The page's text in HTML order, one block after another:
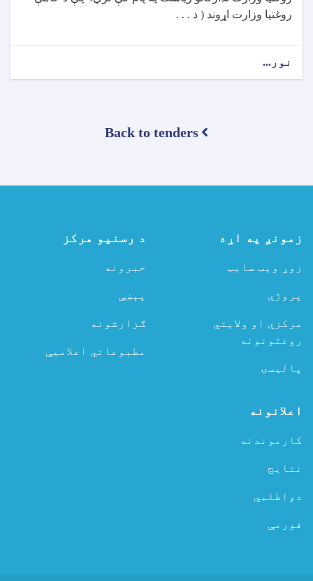
روغتیا وزارت اړوند ( د . . .
نور...
Back to tenders
زمونږ په اړه
زوړ ویب سایټ
پروژې
مرکزي او ولایتي
روغتونونه
پالیسۍ
د رسنیو مرکز
خبرونه
پېښې
ګزارشونه
مطبوعاتي اعلامیې
اعلانونه
کارموندنه
نتایج
دواطلبي
فورمې